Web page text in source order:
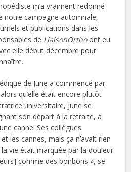
m’a vraiment redonné
notre campagne automnale,
et publications dans les
de LiaisonOrthoont eu
elle début décembre pour
de June a commencé par
qu’elle était encore plutôt
universitaire, June se
son départ à la retraite, à
canne. Ses collègues
les cannes, mais ça n’avait rien
vie était marquée par la douleur.
comme des bonbons », se